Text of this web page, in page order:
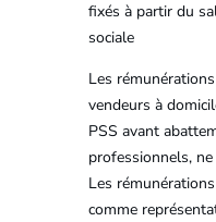
fixés à partir du
sociale
Les
vendeurs à
PSS avant
professionnels,
Les
comme